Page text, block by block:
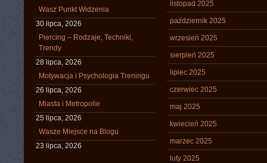
Wasz Punkt Widzenia
30 lipca, 2026
Piercing – Rodzaje, Techniki,
Trendy
28 lipca, 2026
Motywacja i Psychologia Treningu
26 lipca, 2026
Miasta i Metropolie
25 lipca, 2026
Wasze Miejsce na Blogu
23 lipca, 2026
listopad 2025
październik 2025
wrzesień 2025
sierpień 2025
lipiec 2025
czerwiec 2025
maj 2025
kwiecień 2025
marzec 2025
luty 2025